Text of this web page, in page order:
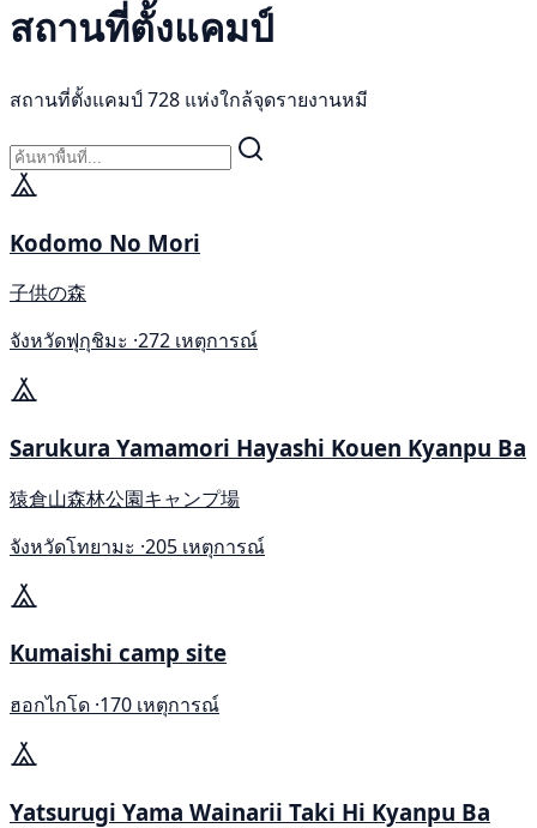
สถานที่ตั้งแคมป์
สถานที่ตั้งแคมป์ 728 แห่งใกล้จุดรายงานหมี
Kodomo No Mori
子供の森
จังหวัดฟุกุชิมะ ·272 เหตุการณ์
Sarukura Yamamori Hayashi Kouen Kyanpu Ba
猿倉山森林公園キャンプ場
จังหวัดโทยามะ ·205 เหตุการณ์
Kumaishi camp site
ฮอกไกโด ·170 เหตุการณ์
Yatsurugi Yama Wainarii Taki Hi Kyanpu Ba